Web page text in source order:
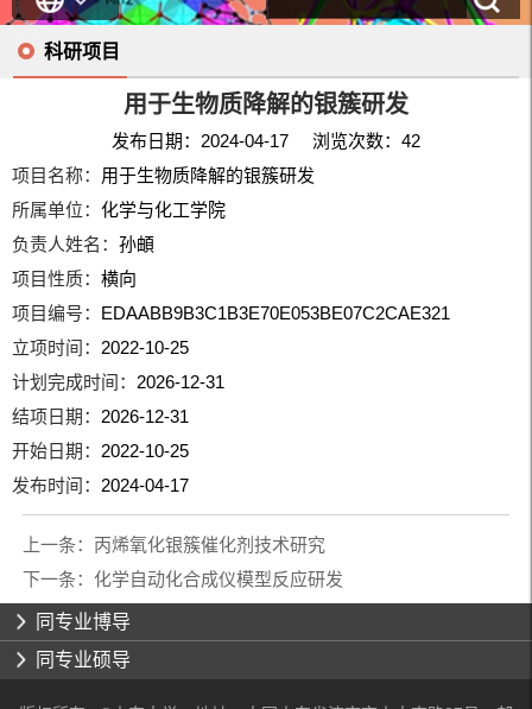
科研项目
用于生物质降解的银簇研发
发布日期：2024-04-17 浏览次数： 42
项目名称： 用于生物质降解的银簇研发
所属单位：化学与化工学院
负责人姓名：孙頔
项目性质：横向
项目编号： EDAABB9B3C1B3E70E053BE07C2CAE321
立项时间： 2022-10-25
计划完成时间： 2026-12-31
结项日期： 2026-12-31
开始日期： 2022-10-25
发布时间： 2024-04-17
上一条： 丙烯氧化银簇催化剂技术研究
下一条： 化学自动化合成仪模型反应研发
同专业博导
同专业硕导